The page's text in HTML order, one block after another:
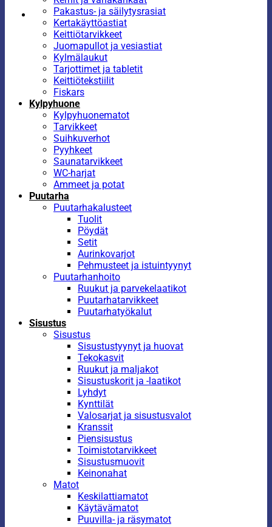
Pakastus- ja säilytysrasiat
Kertakäyttöastiat
Keittiötarvikkeet
Juomapullot ja vesiastiat
Kylmälaukut
Tarjottimet ja tabletit
Keittiötekstiilit
Fiskars
Kylpyhuone
Kylpyhuonematot
Tarvikkeet
Suihkuverhot
Pyyhkeet
Saunatarvikkeet
WC-harjat
Ammeet ja potat
Puutarha
Puutarhakalusteet
Tuolit
Pöydät
Setit
Aurinkovarjot
Pehmusteet ja istuintyynyt
Puutarhanhoito
Ruukut ja parvekelaatikot
Puutarhatarvikkeet
Puutarhatyökalut
Sisustus
Sisustus
Sisustustyynyt ja huovat
Tekokasvit
Ruukut ja maljakot
Sisustuskorit ja -laatikot
Lyhdyt
Kynttilät
Valosarjat ja sisustusvalot
Kranssit
Piensisustus
Toimistotarvikkeet
Sisustusmuovit
Keinonahat
Matot
Keskilattiamatot
Käytävämatot
Puuvilla- ja räsymatot